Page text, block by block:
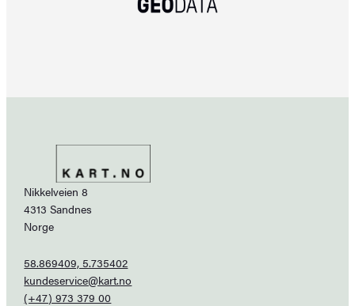
Nikkelveien 8
4313 Sandnes
Norge
58.869409, 5.735402
kundeservice@kart.no
(+47) 973 379 00